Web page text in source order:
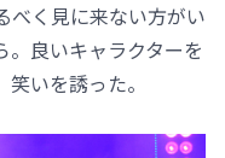
べく見に来ない方がい
。良いキャラクターを
いを誘った。